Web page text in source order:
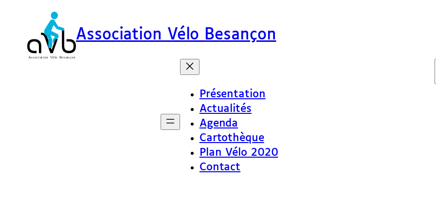
Association Vélo Besançon
Présentation
Actualités
Agenda
Cartothèque
Plan Vélo 2020
Contact